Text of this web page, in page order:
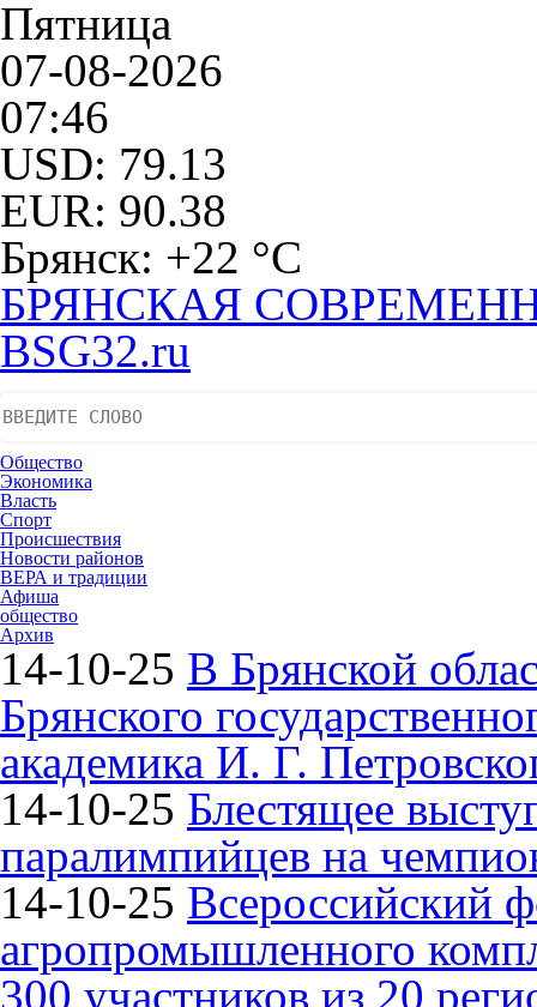
Пятница
07-08-2026
07:46
USD: 79.13
EUR: 90.38
Брянск: +22 °С
БРЯНСКАЯ
BSG32.ru
Общество
Экономика
Власть
Спорт
Происшествия
Новости районов
ВЕРА и традиции
Афиша
общество
Архив
14-10-25 В Брянской
Брянского
академика И. Г.
14-10-25 Блестящее
паралимпийцев на
14-10-25 Всероссийский
агропромышленного
300 участников из 20